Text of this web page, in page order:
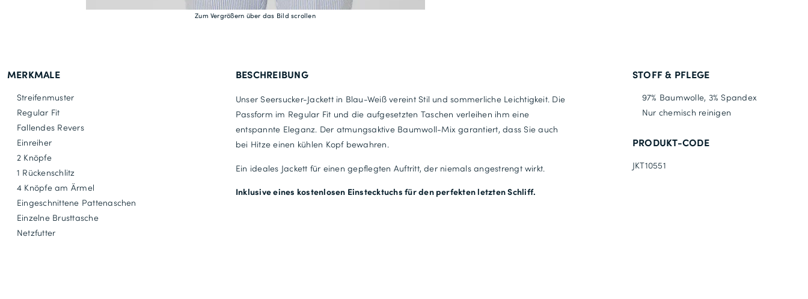
Zum Vergrößern über das Bild scrollen
66
70
MERKMALE
Streifenmuster
Regular Fit
Fallendes Revers
Einreiher
2 Knöpfe
1 Rückenschlitz
4 Knöpfe am Ärmel
Eingeschnittene Pattenaschen
Einzelne Brusttasche
Netzfutter
BESCHREIBUNG
Unser Seersucker-Jackett in Blau-Weiß vereint Stil und sommerliche Leichtigkeit. Die
Passform im Regular Fit und die aufgesetzten Taschen verleihen ihm eine
entspannte Eleganz. Der atmungsaktive Baumwoll-Mix garantiert, dass Sie auch
bei Hitze einen kühlen Kopf bewahren.
Ein ideales Jackett für einen gepflegten Auftritt, der niemals angestrengt wirkt.
Inklusive eines kostenlosen Einstecktuchs für den perfekten letzten Schliff.
STOFF & PFLEGE
97% Baumwolle, 3% Spandex
Nur chemisch reinigen
PRODUKT-CODE
JKT10551